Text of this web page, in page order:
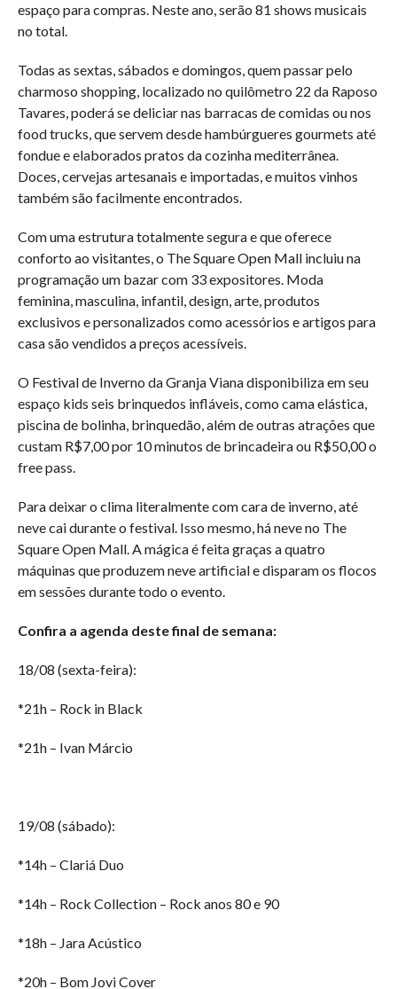
espaço para compras. Neste ano, serão 81 shows musicais
no total.
Todas as sextas, sábados e domingos, quem passar pelo
charmoso shopping, localizado no quilômetro 22 da Raposo
Tavares, poderá se deliciar nas barracas de comidas ou nos
food trucks, que servem desde hambúrgueres gourmets até
fondue e elaborados pratos da cozinha mediterrânea.
Doces, cervejas artesanais e importadas, e muitos vinhos
também são facilmente encontrados.
Com uma estrutura totalmente segura e que oferece
conforto ao visitantes, o The Square Open Mall incluiu na
programação um bazar com 33 expositores. Moda
feminina, masculina, infantil, design, arte, produtos
exclusivos e personalizados como acessórios e artigos para
casa são vendidos a preços acessíveis.
O Festival de Inverno da Granja Viana disponibiliza em seu
espaço kids seis brinquedos infláveis, como cama elástica,
piscina de bolinha, brinquedão, além de outras atrações que
custam R$7,00 por 10 minutos de brincadeira ou R$50,00 o
free pass.
Para deixar o clima literalmente com cara de inverno, até
neve cai durante o festival. Isso mesmo, há neve no The
Square Open Mall. A mágica é feita graças a quatro
máquinas que produzem neve artificial e disparam os flocos
em sessões durante todo o evento.
Confira a agenda deste final de semana:
18/08 (sexta-feira):
*21h – Rock in Black
*21h – Ivan Márcio
19/08 (sábado):
*14h – Clariá Duo
*14h – Rock Collection – Rock anos 80 e 90
*18h – Jara Acústico
*20h – Bom Jovi Cover